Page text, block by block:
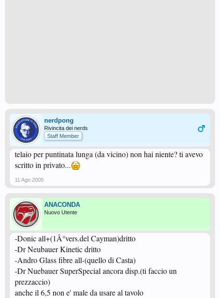
nerdpong
Rivincita dei nerds
Staff Member
telaio per puntinata lunga (da vicino) non hai niente? ti avevo
scritto in privato...
11 Ago 2005
ANACONDA
Nuovo Utente
-Donic all+(1Â°vers.del Cayman)dritto
-Dr Neubauer Kinetic dritto
-Andro Glass fibre all-(quello di Casta)
-Dr Nuebauer SuperSpecial ancora disp.(ti faccio un
prezzaccio)
anche il 6,5 non e' male da usare al tavolo